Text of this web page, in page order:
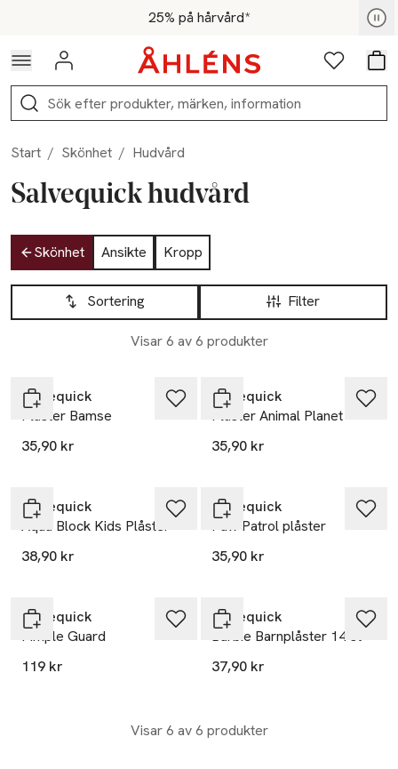
Hoppa till navigationsmenyn25% på hårvård*
För medlemmar - Shoppa nu
Logga in Favoriter
Sök
Start / Skönhet / Hudvård
Salvequick hudvård
Hoppa till produktsidan
Skönhet Ansikte
Kropp
Hoppa till produktsidan
Filter
Sortering
Visar 6 av 6 produkter
Lista över produkter
Salvequick
Plåster Bamse
35,90 kr
Salvequick
Plåster Animal Planet
35,90 kr
Salvequick
Aqua Block Kids Plåster
38,90 kr
Salvequick
Paw Patrol plåster
35,90 kr
Salvequick
Pimple Guard
119 kr
Salvequick
Barbie Barnplåster 14 st
37,90 kr
Visar 6 av 6 produkter